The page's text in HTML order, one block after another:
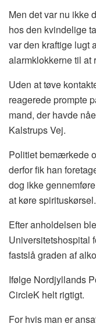
Men det var nu ikke
hos den kvindelige
var den kraftige lugt
alarmklokkerne til at
Uden at tøve
reagerede prompte
mand, der havde
Kalstrups Vej.
Politiet bemærkede
derfor fik han
dog ikke
at køre spirituskørsel.
Efter anholdelsen
Universitetshospital
fastslå graden af
Ifølge Nordjyllands
CircleK helt rigtigt.
For hvis man er